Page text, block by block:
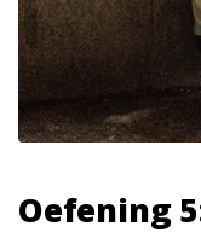
Oefening